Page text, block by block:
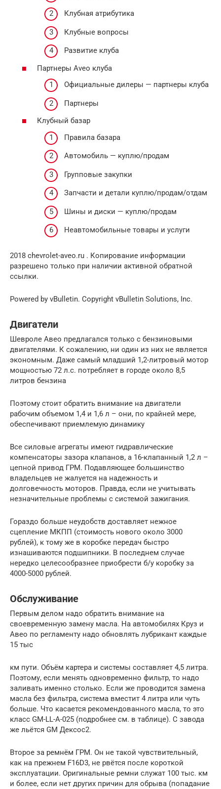
Клубная атрибутика
Клубные вопросы
Развитие клуба
Партнеры Aveo клуба
Официальные дилеры — партнеры клуба
Партнеры
Клубный базар
Правила базара
Автомобиль — куплю/продам
Групповые закупки
Запчасти и детали куплю/продам/отдам
Шины и диски — куплю/продам
Неавтомобильные товары и услуги
2018 chevrolet-aveo.ru . Копирование информации
разрешено только при наличии активной обратной
ссылки.
Powered by vBulletin. Copyright vBulletin Solutions, Inc.
Двигатели
Шевроле Авео предлагался только с бензиновыми
двигателями. К сожалению, ни один из них не является
экономным. Даже самый младший 1,2-литровый мотор
мощностью 72 л.с. потребляет в городе около 8,5
литров бензина
Поэтому стоит обратить внимание на двигатели
рабочим объемом 1,4 и 1,6 л – они, по крайней мере,
обеспечивают приемлемую динамику
Все силовые агрегаты имеют гидравлические
компенсаторы зазора клапанов, а 16-клапанный 1,2 л –
цепной привод ГРМ. Подавляющее большинство
владельцев не жалуется на надежность и
долговечность моторов. Правда, если не учитывать
незначительные проблемы с системой зажигания.
Гораздо больше неудобств доставляет нежное
сцепление МКПП (стоимость нового около 3000
рублей), к тому же в коробке передач быстро
изнашиваются подшипники. В последнем случае
нередко целесообразнее приобрести б/у коробку за
4000-5000 рублей.
Обслуживание
Первым делом надо обратить внимание на
своевременную замену масла. На автомобилях Круз и
Авео по регламенту надо обновлять лубрикант каждые
15 тыс
км пути. Объём картера и системы составляет 4,5 литра.
Поэтому, если менять одновременно фильтр, то надо
заливать именно столько. Если же проводится замена
масла без фильтра, система вместит 4 литра или чуть
больше. Что касается рекомендованного масла, то это
класс GM-LL-A-025 (подробнее см. в таблице). С завода
же льётся GM Дексос2.
Второе за ремнём ГРМ. Он не такой чувствительный,
как на прежнем F16D3, не рвётся после короткой
эксплуатации. Оригинальные ремни служат 100 тыс. км
и более, если нет других причин для обрыва (попадание